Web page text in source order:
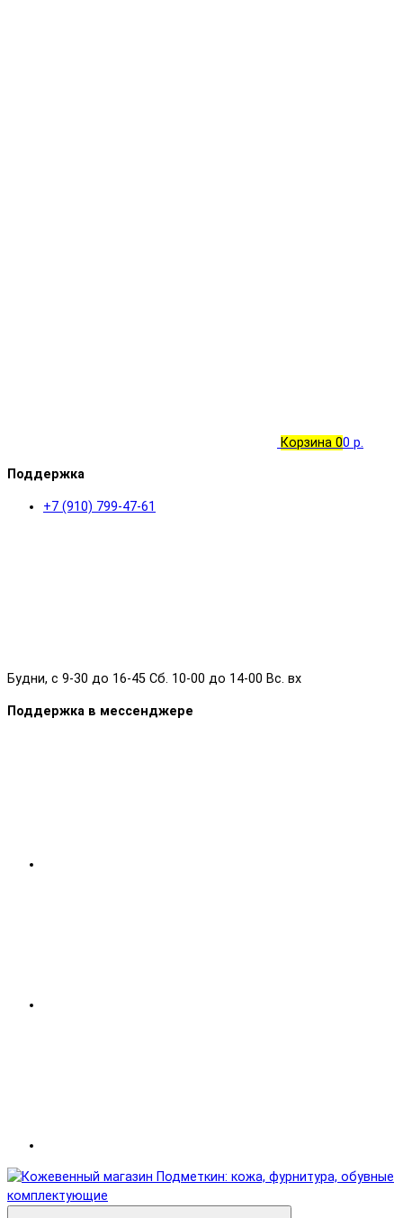
Корзина 00 р.
Поддержка
+7 (910) 799-47-61
Будни, с 9-30 до 16-45 Сб. 10-00 до 14-00 Вс. вх
Поддержка в мессенджере